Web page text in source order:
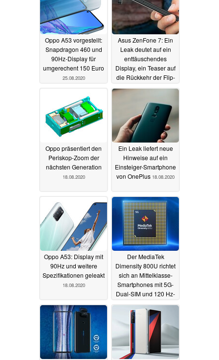
Oppo A53 vorgestellt:
Snapdragon 460 und
90Hz-Display für
umgerechent 150 Euro
25.08.2020
Asus ZenFone 7: Ein
Leak deutet auf ein
enttäuschendes
Display, ein Teaser auf
die Rückkehr der Flip-
19.08.2020
Oppo präsentiert den
Periskop-Zoom der
nächsten Generation
18.08.2020
Ein Leak liefert neue
Hinweise auf ein
Einsteiger-Smartphone
von OnePlus 18.08.2020
Oppo A53: Display mit
90Hz und weitere
Spezifikationen geleakt
18.08.2020
Der MediaTek
Dimensity 800U richtet
sich an Mittelklasse-
Smartphones mit 5G-
Dual-SIM und 120 Hz-
18.08.2020